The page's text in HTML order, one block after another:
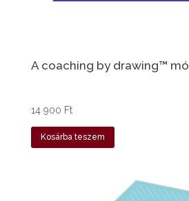
A coaching by drawing™
14 900 Ft
Kosárba teszem